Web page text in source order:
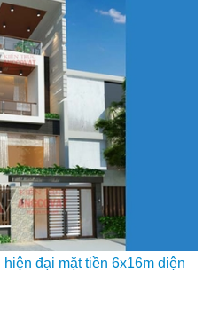
đại mặt tiền 6x16m diện